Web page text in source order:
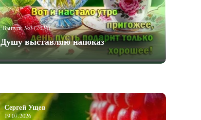
‘Выпуск №3 (2026)
Душу выставляю напоказ
Сергей Ущев
19.07.2026